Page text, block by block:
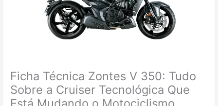
Ficha Técnica Zontes V 350: Tudo
Sobre a Cruiser Tecnológica Que